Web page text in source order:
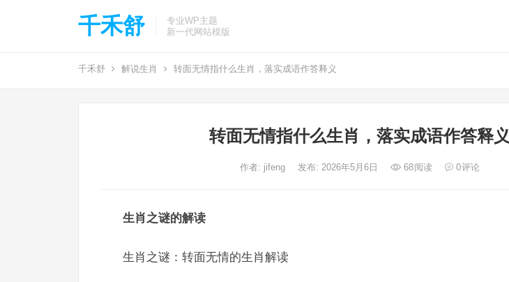
千禾舒
专业WP主题
新一代网站模版
千禾舒 解说生肖 转面无情指什么生肖，落实成语作答释义
转面无情指什么生肖，落实成语作答释义
作者: jifeng 发布: 2026年5月6日 68阅读 0评论
生肖之谜的解读
生肖之谜：转面无情的生肖解读